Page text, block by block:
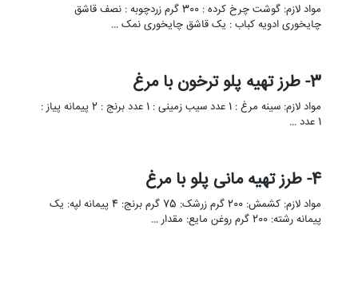
مواد لازم: گوشت چرخ کرده : 300 گرم زردچوبه : نصف قاشق
چایخوری ادویه کباب : یک قاشق چایخوری نمک …
3- طرز تهیه پلو ترخون با مرغ
مواد لازم: سینه مرغ : 1 عدد سیب زمینی : 1 عدد برنج : 2 پیمانه پیاز :
1 عدد …
4- طرز تهیه مانی پلو با مرغ
مواد لازم: کشمش: 200 گرم زرشک: 75 گرم برنج: 4 پیمانه لپه: یک
پیمانه رشته: 200 گرم روغن مایع: مقدار …